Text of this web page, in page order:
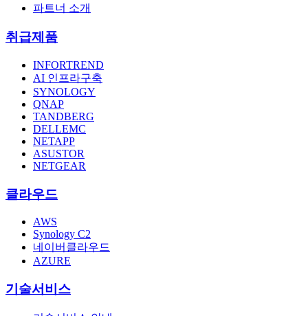
파트너 소개
취급제품
INFORTREND
AI 인프라구축
SYNOLOGY
QNAP
TANDBERG
DELLEMC
NETAPP
ASUSTOR
NETGEAR
클라우드
AWS
Synology C2
네이버클라우드
AZURE
기술서비스